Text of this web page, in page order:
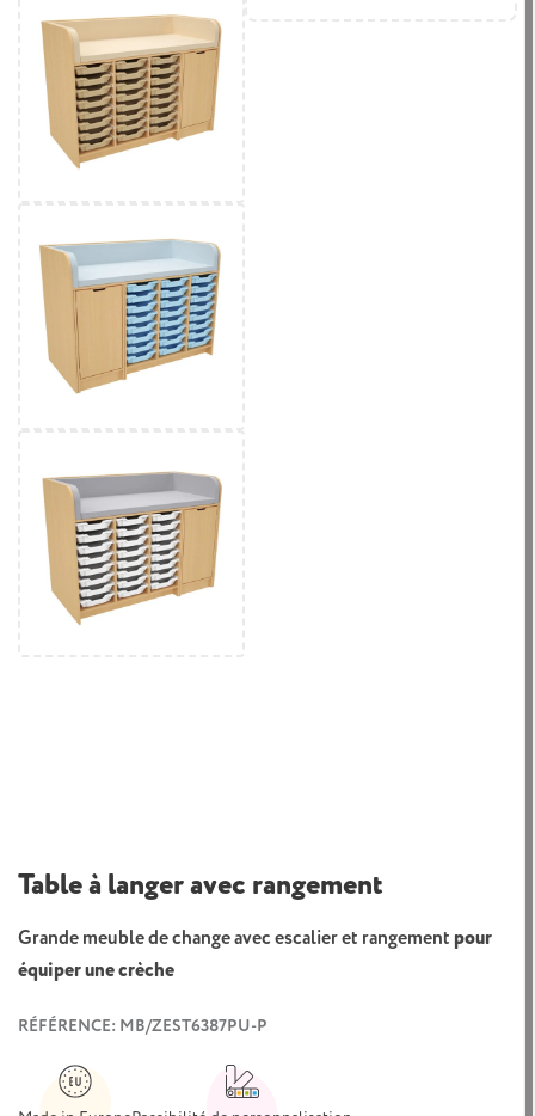
Table à langer avec rangement
Grande meuble de change avec escalier et rangement pour
équiper une crèche
RÉFÉRENCE: MB/ZEST6387PU-P